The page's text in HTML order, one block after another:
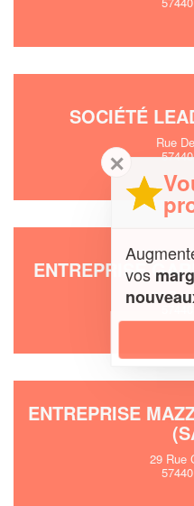
SOCIÉTÉ
Rue
ENTREPRISE
70 Rue
ENTREPRISE
29 Rue
✕
vos